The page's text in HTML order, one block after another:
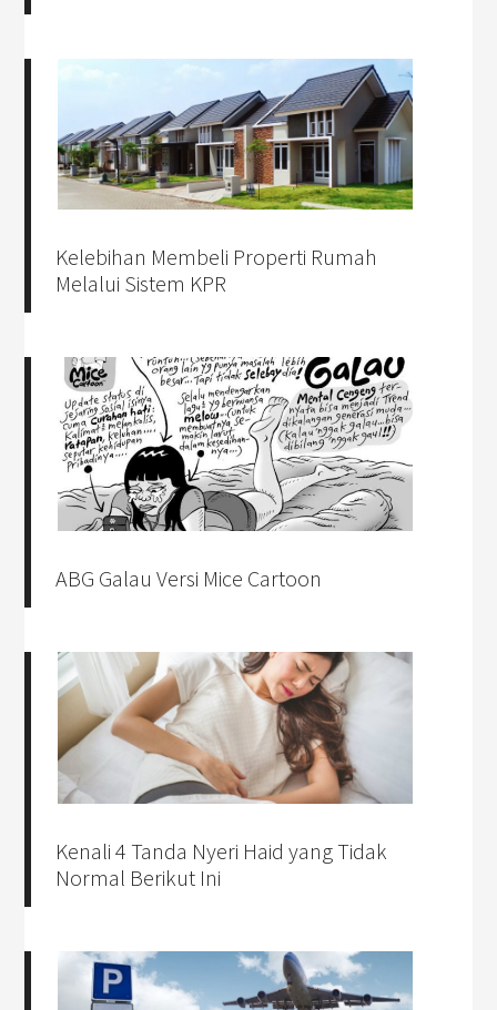
Kelebihan Membeli Properti Rumah
Melalui Sistem KPR
ABG Galau Versi Mice Cartoon
Kenali 4 Tanda Nyeri Haid yang Tidak
Normal Berikut Ini